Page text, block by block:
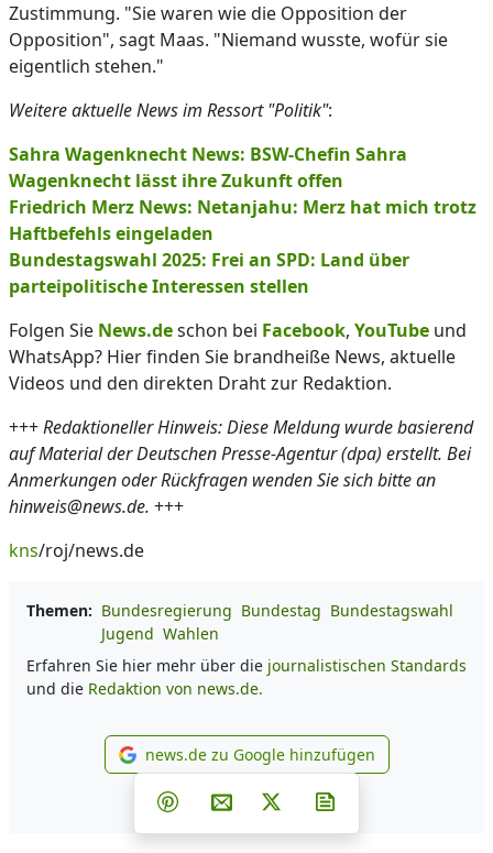
Zustimmung. "Sie waren wie die Opposition der
Opposition", sagt Maas. "Niemand wusste, wofür sie
eigentlich stehen."
Weitere aktuelle News im Ressort "Politik":
Sahra Wagenknecht News: BSW-Chefin Sahra
Wagenknecht lässt ihre Zukunft offen
Friedrich Merz News: Netanjahu: Merz hat mich trotz
Haftbefehls eingeladen
Bundestagswahl 2025: Frei an SPD: Land über
parteipolitische Interessen stellen
Folgen Sie News.deschon bei Facebook, YouTube und
WhatsApp? Hier finden Sie brandheiße News, aktuelle
Videos und den direkten Draht zur Redaktion.
+++Redaktioneller Hinweis: Diese Meldung wurde basierend
auf Material der Deutschen Presse-Agentur (dpa) erstellt. Bei
Anmerkungen oder Rückfragen wenden Sie sich bitte an
hinweis@news.de. +++
kns/roj/news.de
Themen: Bundesregierung Bundestag Bundestagswahl
Jugend Wahlen
Erfahren Sie hier mehr über die journalistischen Standards
und die Redaktion von news.de.
news.de zu Google
news.de zu Google hinzufügen
Teilen auf Facebook
Teilen auf Whatsapp
Teilen auf Telegram
Teilen auf Pinterest
Per E-Mail teilen
Post auf X